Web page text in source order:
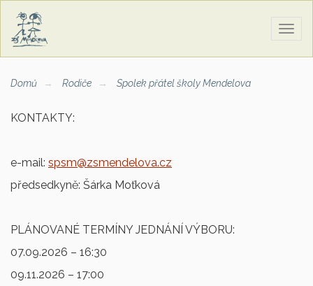
Domů Rodiče Spolek přátel školy Mendelova
KONTAKTY:
e-mail: spsm@zsmendelova.cz
předsedkyně: Šárka Moťková
PLÁNOVANÉ TERMÍNY JEDNÁNÍ VÝBORU:
07.09.2026 – 16:30
09.11.2026 – 17:00